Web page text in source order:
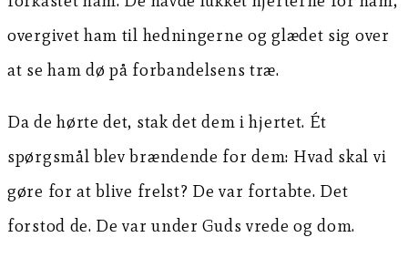
overgivet ham til hedningerne og glædet sig over
at se ham dø på forbandelsens træ.
Da de hørte det, stak det dem i hjertet. Ét
spørgsmål blev brændende for dem: Hvad skal vi
gøre for at blive frelst? De var fortabte. Det
forstod de. De var under Guds vrede og dom.